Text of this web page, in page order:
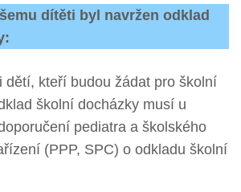
dítěti byl navržen odklad
dětí, kteří budou žádat pro školní
školní docházky musí u
pediatra a školského
(PPP, SPC) o odkladu školní